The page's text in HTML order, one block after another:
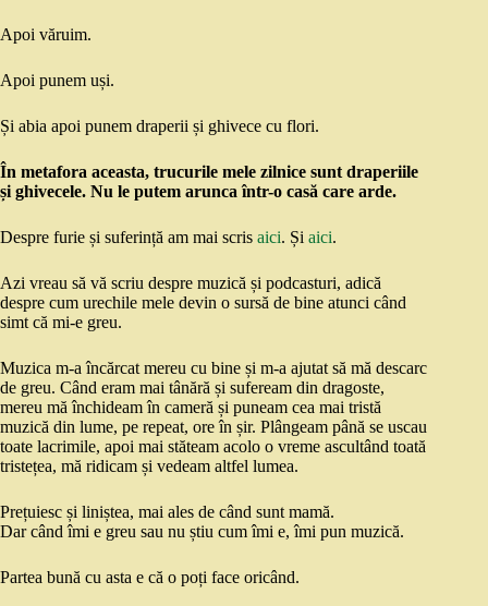
Apoi văruim.
Apoi punem uși.
Și abia apoi punem draperii și ghivece cu flori.
În metafora aceasta, trucurile mele zilnice sunt draperiile
și ghivecele. Nu le putem arunca într-o casă care arde.
Despre furie și suferință am mai scris aici. Și aici.
Azi vreau să vă scriu despre muzică și podcasturi, adică
despre cum urechile mele devin o sursă de bine atunci când
simt că mi-e greu.
Muzica m-a încărcat mereu cu bine și m-a ajutat să mă descarc
de greu. Când eram mai tânără și sufeream din dragoste,
mereu mă închideam în cameră și puneam cea mai tristă
muzică din lume, pe repeat, ore în șir. Plângeam până se uscau
toate lacrimile, apoi mai stăteam acolo o vreme ascultând toată
tristețea, mă ridicam și vedeam altfel lumea.
Prețuiesc și liniștea, mai ales de când sunt mamă.
Dar când îmi e greu sau nu știu cum îmi e, îmi pun muzică.
Partea bună cu asta e că o poți face oricând.